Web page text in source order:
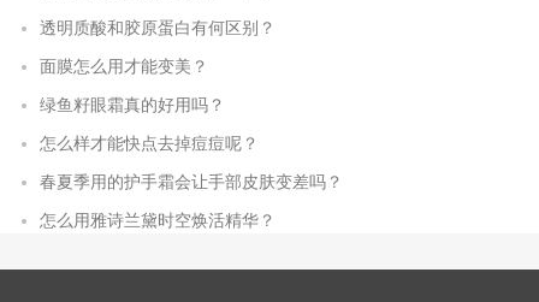
透明质酸和胶原蛋白有何区别？
面膜怎么用才能变美？
绿鱼籽眼霜真的好用吗？
怎么样才能快点去掉痘痘呢？
春夏季用的护手霜会让手部皮肤变差吗？
怎么用雅诗兰黛时空焕活精华？